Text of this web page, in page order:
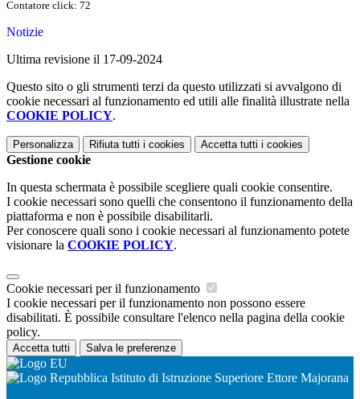
Contatore click: 72
Notizie
Ultima revisione il 17-09-2024
Questo sito o gli strumenti terzi da questo utilizzati si avvalgono di
cookie necessari al funzionamento ed utili alle finalità illustrate nella
COOKIE POLICY.
Personalizza Rifiuta tutti i cookies Accetta tutti i cookies
Gestione cookie
In questa schermata è possibile scegliere quali cookie consentire.
I cookie necessari sono quelli che consentono il funzionamento della
piattaforma e non è possibile disabilitarli.
Per conoscere quali sono i cookie necessari al funzionamento potete
visionare la COOKIE POLICY.
Cookie necessari per il funzionamento
I cookie necessari per il funzionamento non possono essere
disabilitati. È possibile consultare l'elenco nella pagina della cookie
policy.
Accetta tutti Salva le preferenze
Istituto di Istruzione Superiore Ettore Majorana